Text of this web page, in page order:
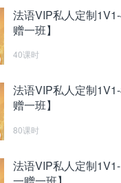
À L’ENTRÉE
ce qu’ ils font?
cinq
billets, on aurait dû
arrivent. )
pu nous attendre!
faute.
法语VIP私人定制
赠一班】
40课时
法语VIP私人定制
赠一班】
80课时
法语VIP私人定制